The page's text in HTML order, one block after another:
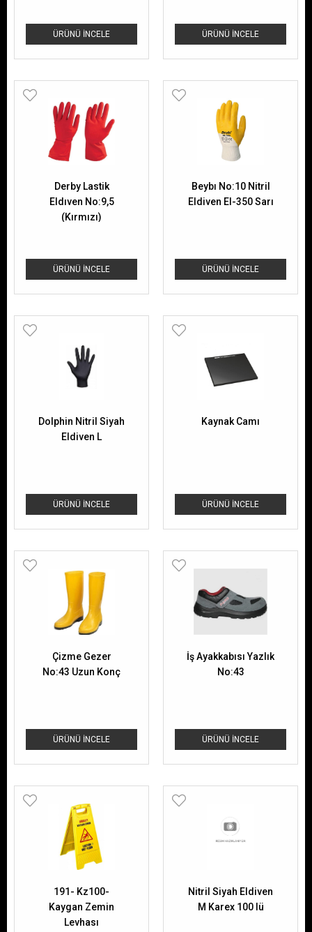
ÜRÜNÜ İNCELE ÜRÜNÜ İNCELE
ÜRÜNÜ İNCELE
Derby Lastik
Eldıven No:9,5
(Kırmızı)
ÜRÜNÜ İNCELE
Beybı No:10 Nitril
Eldiven El-350 Sarı
ÜRÜNÜ İNCELE
Dolphin Nitril Siyah
Eldiven L
ÜRÜNÜ İNCELE
Kaynak Camı
ÜRÜNÜ İNCELE
Çizme Gezer
No:43 Uzun Konç
ÜRÜNÜ İNCELE
İş Ayakkabısı Yazlık
No:43
191- Kz100-
Kaygan Zemin
Levhası
Nitril Siyah Eldiven
M Karex 100 lü